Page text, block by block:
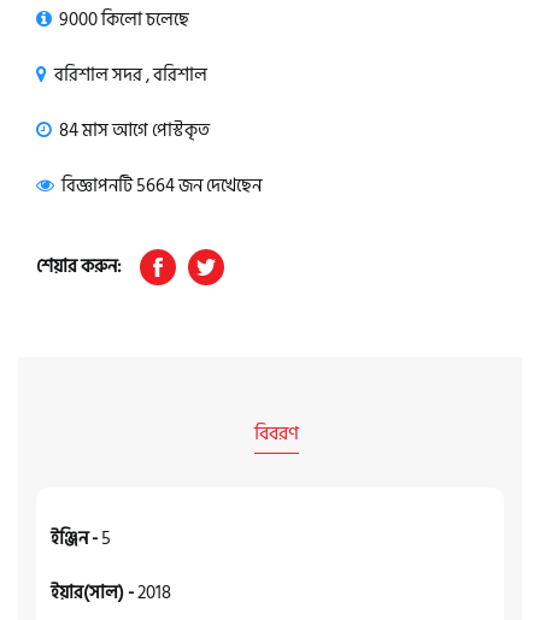
9000 কিলো চলেছে
বরিশাল সদর , বরিশাল
84 মাস আগে পোস্টকৃত
বিজ্ঞাপনটি 5664 জন দেখেছেন
শেয়ার করুন:
বিবরণ
ইঞ্জিন -5
ইয়ার(সাল) -2018